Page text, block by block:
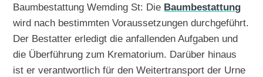
Baumbestattung Wemding St: Die Baumbestattung
wird nach bestimmten Voraussetzungen durchgeführt.
Der Bestatter erledigt die anfallenden Aufgaben und
die Überführung zum Krematorium. Darüber hinaus
ist er verantwortlich für den Weitertransport der Urne